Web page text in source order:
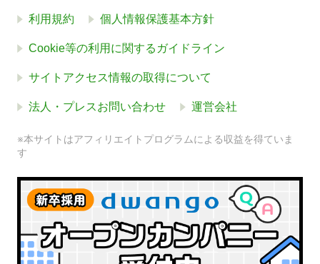
利用規約 個人情報保護基本方針
Cookie等の利用に関するガイドライン
サイトアクセス情報の取得について
法人・プレスお問い合わせ 運営会社
※本サイトはアフィリエイトプログラムによる収益を得ていま
す